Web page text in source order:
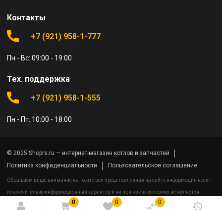
0 0 0
Контакты
+7 (921) 958-1-777
Пн - Вс: 09:00 - 19:00
Тех. поддержка
+7 (921) 958-1-555
Пн - Пт: 10:00 - 18:00
© 2025 Shoprs.ru — интернет-магазин котлов и запчастей
Политика конфиденциальности
Пользовательское соглашение
Обращаем ваше внимание на то, что вся представленная на сайте информация носит
исключительно информационный характер и ни при каких условиях не является
публичной офертой определяемой положениями Статьи 437(2) Гражданского кодекса